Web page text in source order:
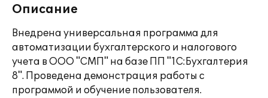
Описание
Внедрена универсальная программа для
автоматизации бухгалтерского и налогового
учета в ООО "СМП" на базе ПП "1С:Бухгалтерия
8". Проведена демонстрация работы с
программой и обучение пользователя.